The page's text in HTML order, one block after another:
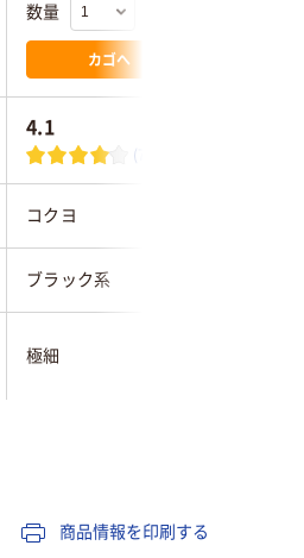
数量
カゴへ
4.1
(72)
コクヨ
ブラック系
極細
商品情報を印刷する